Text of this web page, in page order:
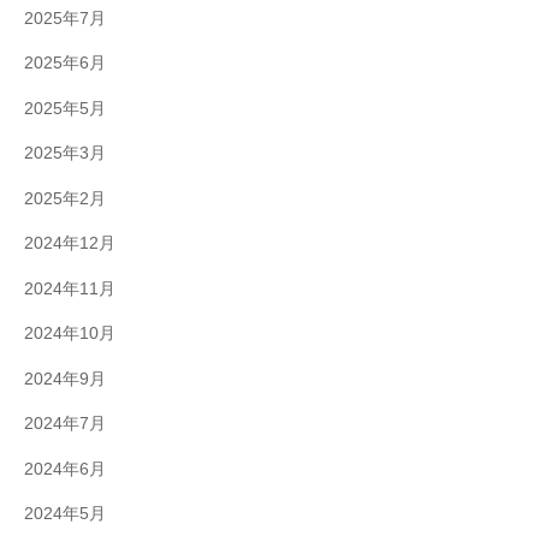
2025年7月
2025年6月
2025年5月
2025年3月
2025年2月
2024年12月
2024年11月
2024年10月
2024年9月
2024年7月
2024年6月
2024年5月